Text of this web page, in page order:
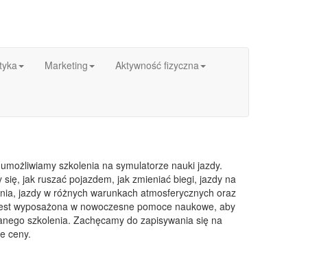
Marketing Aktywność fizyczna
szkolenia na symulatorze nauki jazdy.
jak ruszać pojazdem, jak zmieniać biegi, jazdy na
jazdy w różnych warunkach atmosferycznych oraz
wyposażona w nowoczesne pomoce naukowe, aby
szkolenia. Zachęcamy do zapisywania się na
ceny.